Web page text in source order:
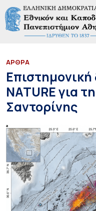
ΑΡΘΡΑ
NATURE για
Σαντορίνης